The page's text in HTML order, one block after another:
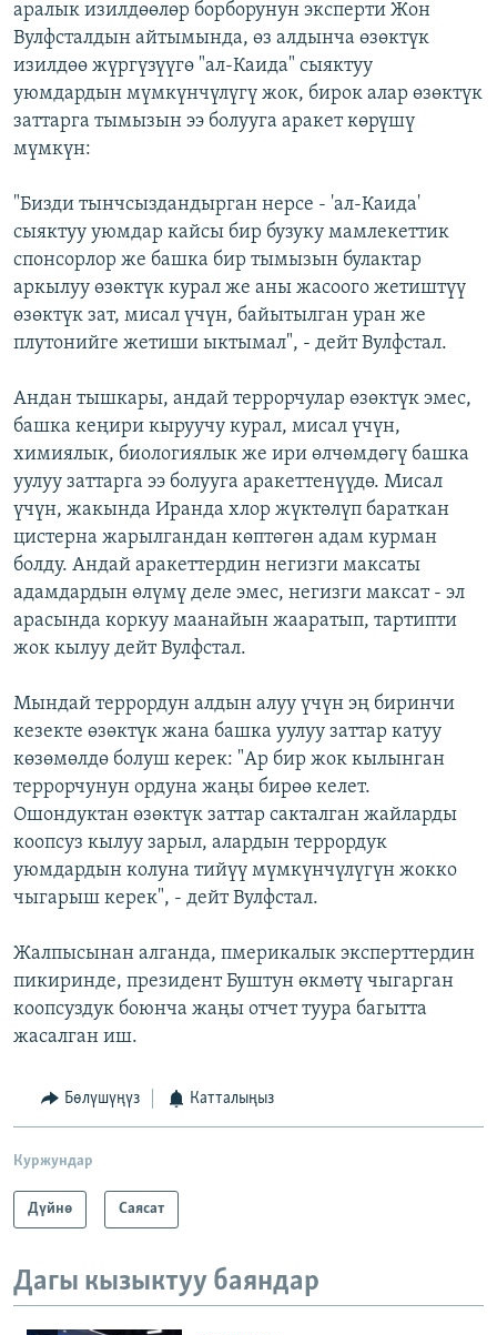
аралык изилдөөлөр борборунун эксперти Жон
Вулфсталдын айтымында, өз алдынча өзөктүк
изилдөө жүргүзүүгө "ал-Каида" сыяктуу
уюмдардын мүмкүнчүлүгү жок, бирок алар өзөктүк
заттарга тымызын ээ болууга аракет көрүшү
мүмкүн:
"Бизди тынчсыздандырган нерсе - 'ал-Каида'
сыяктуу уюмдар кайсы бир бузуку мамлекеттик
спонсорлор же башка бир тымызын булактар
аркылуу өзөктүк курал же аны жасоого жетиштүү
өзөктүк зат, мисал үчүн, байытылган уран же
плутонийге жетиши ыктымал", - дейт Вулфстал.
Андан тышкары, андай террорчулар өзөктүк эмес,
башка кеңири кыруучу курал, мисал үчүн,
химиялык, биологиялык же ири өлчөмдөгү башка
уулуу заттарга ээ болууга аракеттенүүдө. Мисал
үчүн, жакында Иранда хлор жүктөлүп бараткан
цистерна жарылгандан көптөгөн адам курман
болду. Андай аракеттердин негизги максаты
адамдардын өлүмү деле эмес, негизги максат - эл
арасында коркуу маанайын жааратып, тартипти
жок кылуу дейт Вулфстал.
Мындай террордун алдын алуу үчүн эң биринчи
кезекте өзөктүк жана башка уулуу заттар катуу
көзөмөлдө болуш керек: "Ар бир жок кылынган
террорчунун ордуна жаңы бирөө келет.
Ошондуктан өзөктүк заттар сакталган жайларды
коопсуз кылуу зарыл, алардын террордук
уюмдардын колуна тийүү мүмкүнчүлүгүн жокко
чыгарыш керек", - дейт Вулфстал.
Жалпысынан алганда, пмерикалык эксперттердин
пикиринде, президент Буштун өкмөтү чыгарган
коопсуздук боюнча жаңы отчет туура багытта
жасалган иш.
Бөлүшүңүз Катталыңыз
Куржундар
Дүйнө Саясат
Дагы кызыктуу баяндар